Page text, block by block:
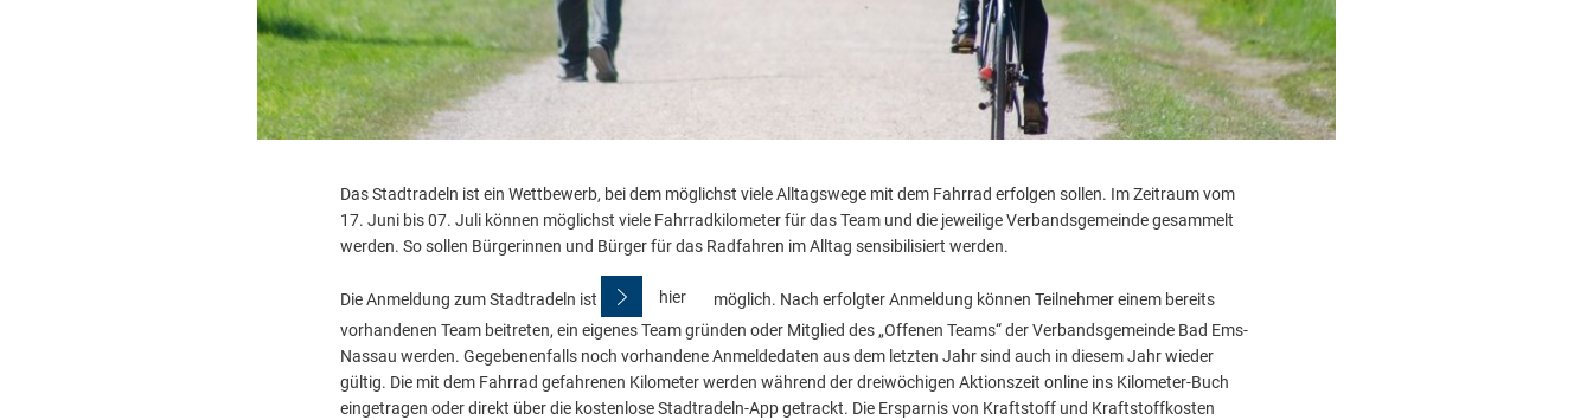
Das Stadtradeln ist ein Wettbewerb, bei dem möglichst viele Alltagswege mit dem Fahrrad erfolgen sollen. Im Zeitraum vom
17. Juni bis 07. Juli können möglichst viele Fahrradkilometer für das Team und die jeweilige Verbandsgemeinde gesammelt
werden. So sollen Bürgerinnen und Bürger für das Radfahren im Alltag sensibilisiert werden.
Die Anmeldung zum Stadtradeln ist hier
möglich. Nach erfolgter Anmeldung können Teilnehmer einem bereits
vorhandenen Team beitreten, ein eigenes Team gründen oder Mitglied des „Offenen Teams“ der Verbandsgemeinde Bad Ems-
Nassau werden. Gegebenenfalls noch vorhandene Anmeldedaten aus dem letzten Jahr sind auch in diesem Jahr wieder
gültig. Die mit dem Fahrrad gefahrenen Kilometer werden während der dreiwöchigen Aktionszeit online ins Kilometer-Buch
eingetragen oder direkt über die kostenlose Stadtradeln-App getrackt. Die Ersparnis von Kraftstoff und Kraftstoffkosten